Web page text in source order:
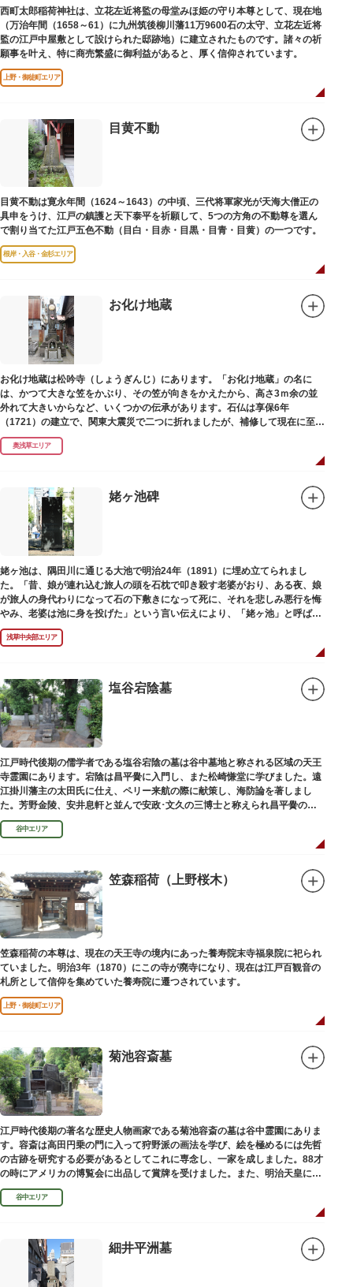
西町太郎稲荷神社は、立花左近将監の母堂みほ姫の守り本尊として、現在地
（万治年間（1658～61）に九州筑後柳川藩11万9600石の太守、立花左近将
監の江戸中屋敷として設けられた邸跡地）に建立されたものです。諸々の祈
願事を叶え、特に商売繁盛に御利益があると、厚く信仰されています。
上野・御徒町エリア
目黄不動
目黄不動は寛永年間（1624～1643）の中頃、三代将軍家光が天海大僧正の
具申をうけ、江戸の鎮護と天下泰平を祈願して、5つの方角の不動尊を選ん
で割り当てた江戸五色不動（目白・目赤・目黒・目青・目黄）の一つです。
根岸・入谷・金杉エリア
お化け地蔵
お化け地蔵は松吟寺（しょうぎんじ）にあります。「お化け地蔵」の名に
は、かつて大きな笠をかぶり、その笠が向きをかえたから、高さ3ｍ余の並
外れて大きいからなど、いくつかの伝承があります。石仏は享保6年
（1721）の建立で、関東大震災で二つに折れましたが、補修して現在に至っ
ています。常夜灯は、寛政2年（1790）に建てられました。
奥浅草エリア
姥ヶ池碑
姥ヶ池は、隅田川に通じる大池で明治24年（1891）に埋め立てられまし
た。「昔、娘が連れ込む旅人の頭を石枕で叩き殺す老婆がおり、ある夜、娘
が旅人の身代わりになって石の下敷きになって死に、それを悲しみ悪行を悔
やみ、老婆は池に身を投げた」という言い伝えにより、「姥ヶ池」と呼ばれ
ていました。その碑は花川戸公園内にあります。
浅草中央部エリア
塩谷宕陰墓
江戸時代後期の儒学者である塩谷宕陰の墓は谷中墓地と称される区域の天王
寺霊園にあります。宕陰は昌平黌に入門し、また松崎慊堂に学びました。遠
江掛川藩主の太田氏に仕え、ペリー来航の際に献策し、海防論を著しまし
た。芳野金陵、安井息軒と並んで安政･文久の三博士と称えられ昌平黌の教
授として多くの文人を育て、慶応3年 （1867）に没しました。
谷中エリア
笠森稲荷（上野桜木）
笠森稲荷の本尊は、現在の天王寺の境内にあった養寿院末寺福泉院に祀られ
ていました。明治3年（1870）にこの寺が廃寺になり、現在は江戸百観音の
札所として信仰を集めていた養寿院に遷つされています。
上野・御徒町エリア
菊池容斎墓
江戸時代後期の著名な歴史人物画家である菊池容斎の墓は谷中霊園にありま
す。容斎は高田円乗の門に入って狩野派の画法を学び、絵を極めるには先哲
の古跡を研究する必要があるとしてこれに専念し、一家を成しました。88才
の時にアメリカの博覧会に出品して賞牌を受けました。また、明治天皇に
「日本画史」の称を賜りました。
谷中エリア
細井平洲墓